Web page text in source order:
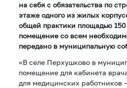
на себя с обязательства по
этаже одного из жилых
общей практики площадью
помещение со всем
передано в муниципальную
«В селе Перхушково в
помещение для кабинета
для медицинских